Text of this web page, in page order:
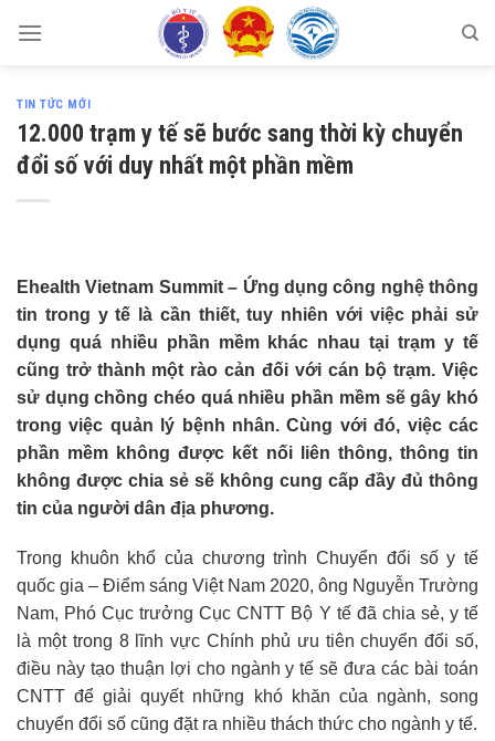
TIN TỨC MỚI
12.000 trạm y tế sẽ bước sang thời kỳ chuyển
đổi số với duy nhất một phần mềm
Ehealth Vietnam Summit – Ứng dụng công nghệ thông
tin trong y tế là cần thiết, tuy nhiên với việc phải sử
dụng quá nhiều phần mềm khác nhau tại trạm y tế
cũng trở thành một rào cản đối với cán bộ trạm. Việc
sử dụng chồng chéo quá nhiều phần mềm sẽ gây khó
trong việc quản lý bệnh nhân. Cùng với đó, việc các
phần mềm không được kết nối liên thông, thông tin
không được chia sẻ sẽ không cung cấp đầy đủ thông
tin của người dân địa phương.
Trong khuôn khổ của chương trình Chuyển đổi số y tế
quốc gia – Điểm sáng Việt Nam 2020, ông Nguyễn Trường
Nam, Phó Cục trưởng Cục CNTT Bộ Y tế đã chia sẻ, y tế
là một trong 8 lĩnh vực Chính phủ ưu tiên chuyển đổi số,
điều này tạo thuận lợi cho ngành y tế sẽ đưa các bài toán
CNTT để giải quyết những khó khăn của ngành, song
chuyển đổi số cũng đặt ra nhiều thách thức cho ngành y tế.